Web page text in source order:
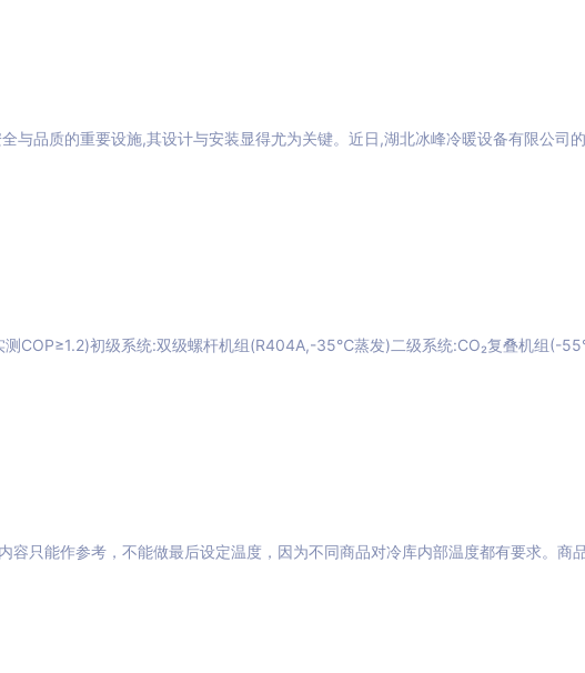
与品质的重要设施,其设计与安装显得尤为关键。近日,湖北冰峰冷暖设备有限公司
测COP≥1.2)初级系统:双级螺杆机组(R404A,-35℃蒸发)二级系统:CO₂复叠机组(-
容只能作参考，不能做最后设定温度，因为不同商品对冷库内部温度都有要求。商